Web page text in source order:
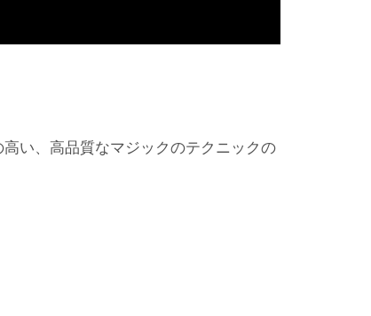
い、高品質なマジックのテクニックの